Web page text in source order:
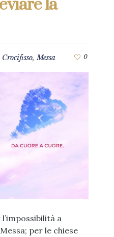
la
Crocifisso,Messa 0
a
per le chiese